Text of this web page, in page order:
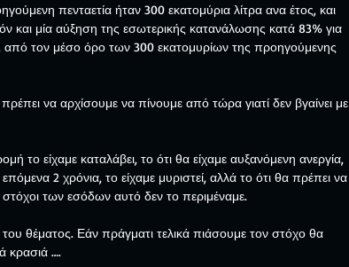
πενταετία ήταν 300 εκατομύρια λίτρα ανα έτος, και
και μία αύξηση της εσωτερικής κατανάλωσης κατά 83% για
από τον μέσο όρο των 300 εκατομυρίων της προηγούμενης
να αρχίσουμε να πίνουμε από τώρα γιατί δεν βγαίνει με
το είχαμε καταλάβει, το ότι θα είχαμε αυξανόμενη ανεργία,
2 χρόνια, το είχαμε μυριστεί, αλλά το ότι θα πρέπει να
στόχοι των εσόδων αυτό δεν το περιμέναμε.
θέματος. Εάν πράγματι τελικά πιάσουμε τον στόχο θα
κρασιά ….